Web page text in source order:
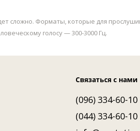
сложно. Форматы, которые для
голосу — 300-3000 Гц.
Связаться с нами
(096) 334-60-10
(044) 334-60-10